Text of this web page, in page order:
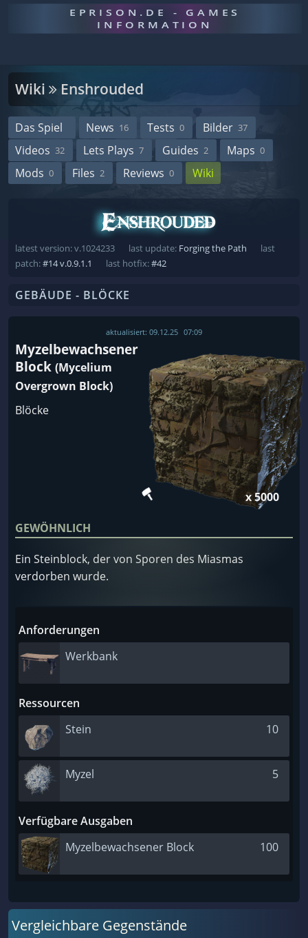
EPRISON.DE - GAMES
INFORMATION
Wiki Enshrouded
Das Spiel News 16 Tests 0 Bilder 37
Videos 32 Lets Plays 7 Guides 2 Maps 0
Mods 0 Files 2 Reviews 0 Wiki
latest version: v.1024233 last update: Forging the Path
last
patch:#14 v.0.9.1.1 last hotfix:#42
GEBÄUDE - BLÖCKE
aktualisiert: 09.12.25 07:09
Myzelbewachsener
Block (Mycelium
Overgrown Block)
Blöcke
x 5000
GEWÖHNLICH
Ein Steinblock, der von Sporen des Miasmas
verdorben wurde.
Anforderungen
Werkbank
Ressourcen
Stein
10
Myzel 5
Verfügbare Ausgaben
Myzelbewachsener Block
100
Vergleichbare Gegenstände